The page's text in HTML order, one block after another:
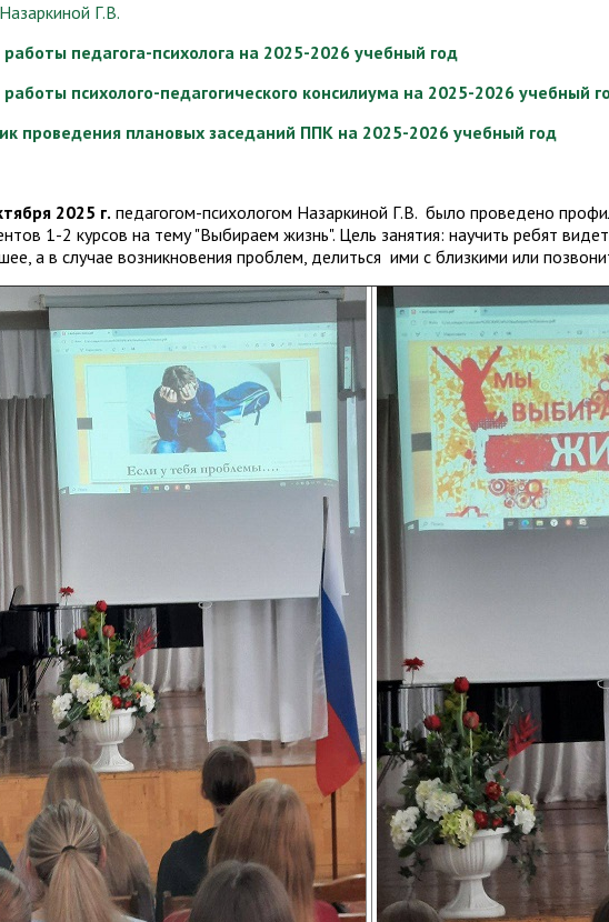
Г.В.
педагога-психолога на 2025-2026 учебный год
психолого-педагогического консилиума на 2025-2026 учебный
проведения плановых заседаний ППК на 2025-2026 учебный год
2025 г. педагогом-психологом Назаркиной Г.В. было проведено
1-2 курсов на тему "Выбираем жизнь". Цель занятия: научить ребят
а в случае возникновения проблем, делиться ими с близкими или